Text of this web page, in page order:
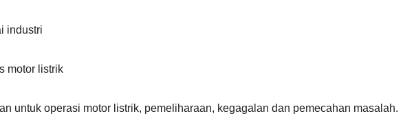
industri
motor listrik
untuk operasi motor listrik, pemeliharaan, kegagalan dan pemecahan masalah.